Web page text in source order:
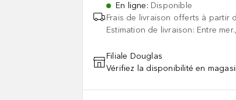
En ligne: Disponible
Frais de livraison offerts à partir
Estimation de livraison: Entre
Filiale Douglas
Vérifiez la disponibilité en